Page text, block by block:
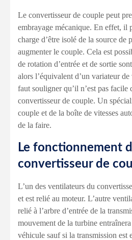
Le convertisseur de couple peut
embrayage mécanique. En effet, il
charge d’être isolé de la source de
augmenter le couple. Cela est
de rotation d’entrée et de sortie
alors l’équivalent d’un variateur
faut souligner qu’il n’est pas facile
convertisseur de couple. Un
couple et de la boîte de vitesses
de la faire.
Le fonctionnement
convertisseur de
L’un des ventilateurs du
et est relié au moteur. L’autre
relié à l’arbre d’entrée de la
mouvement de la turbine
véhicule sauf si la transmission est